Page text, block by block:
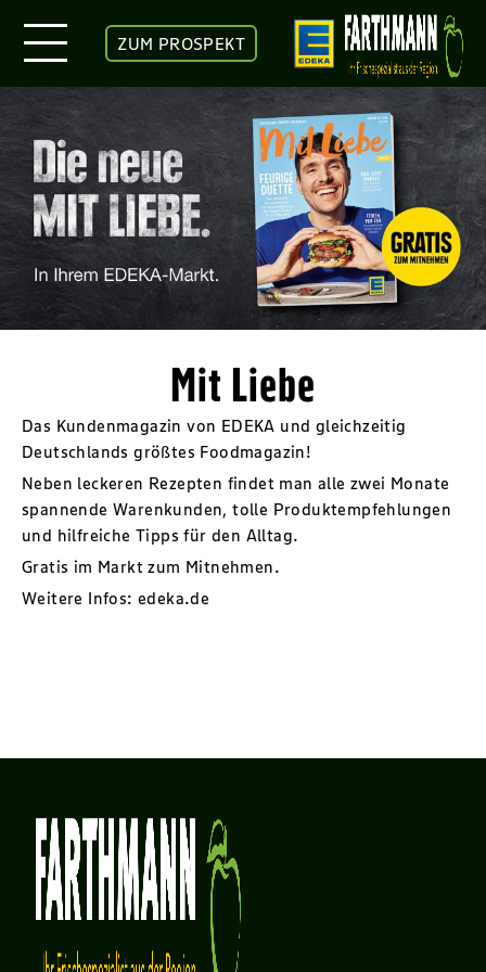
ZUM PROSPEKT
Mit Liebe
Das Kundenmagazin von EDEKA und gleichzeitig
Deutschlands größtes Foodmagazin!
Neben leckeren Rezepten findet man alle zwei Monate
spannende Warenkunden, tolle Produktempfehlungen
und hilfreiche Tipps für den Alltag.
Gratis im Markt zum Mitnehmen.
Weitere Infos:edeka.de